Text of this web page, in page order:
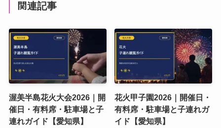
関連記事
渥美半島花火大会2026｜開
催日・有料席・駐車場と子
連れガイド【愛知県】
花火甲子園2026｜開催日・
有料席・駐車場と子連れガ
イド【愛知県】